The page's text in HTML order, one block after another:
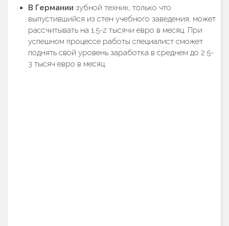
В Германии зубной техник, только что
выпустившийся из стен учебного заведения, может
рассчитывать на 1.5-2 тысячи евро в месяц. При
успешном процессе работы специалист сможет
поднять свой уровень заработка в среднем до 2.5-
3 тысяч евро в месяц.